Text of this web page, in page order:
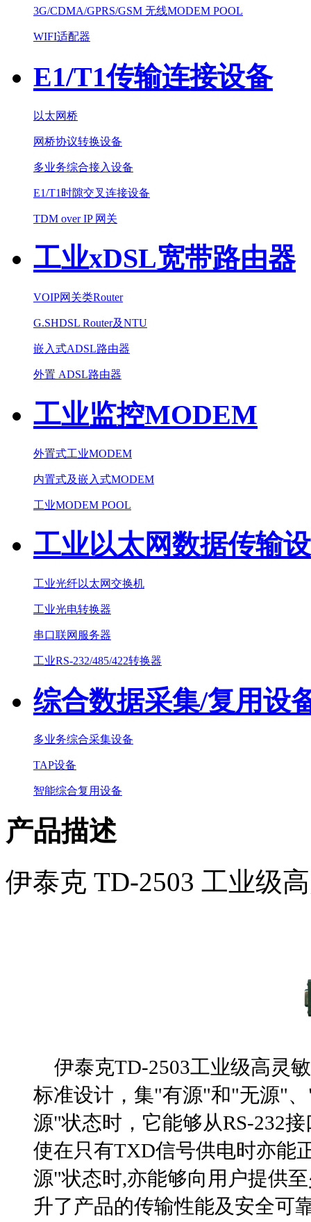
3G/CDMA/GPRS/GSM 无线MODEM POOL
WIFI适配器
E1/T1传输连接设备
以太网桥
网桥协议转换设备
多业务综合接入设备
E1/T1时隙交叉连接设备
TDM over IP 网关
工业xDSL宽带路由器
VOIP网关类Router
G.SHDSL Router及NTU
嵌入式ADSL路由器
外置 ADSL路由器
工业监控MODEM
外置式工业MODEM
内置式及嵌入式MODEM
工业MODEM POOL
工业以太网数据传输
工业光纤以太网交换机
工业光电转换器
串口联网服务器
工业RS-232/485/422转换器
综合数据采集/复用设
多业务综合采集设备
TAP设备
智能综合复用设备
产品描述
伊泰克 TD-2503 工业级
伊泰克TD-2503工业级高灵
标准设计， 集"有源"和"无源"、
源"状态时，它能够从RS-232接
使在只有TXD信号供电时亦能
源"状态时,亦能够向用户提供
升了产品的传输性能及安全可